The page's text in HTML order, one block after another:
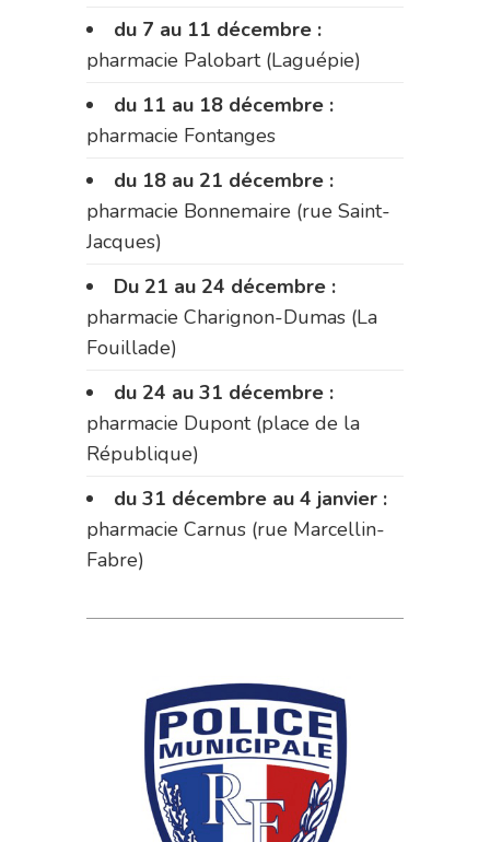
du 7 au 11 décembre :
pharmacie Palobart (Laguépie)
du 11 au 18 décembre :
pharmacie Fontanges
du 18 au 21 décembre :
pharmacie Bonnemaire (rue Saint-
Jacques)
Du 21 au 24 décembre :
pharmacie Charignon-Dumas (La
Fouillade)
du 24 au 31 décembre :
pharmacie Dupont (place de la
République)
du 31 décembre au 4 janvier :
pharmacie Carnus (rue Marcellin-
Fabre)